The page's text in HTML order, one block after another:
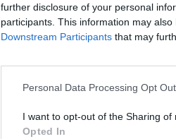
further disclosure of your personal
participants. This information may
Downstream Participants that may
Personal Data Processing Opt
I want to opt-out of the Sharing of
Opted In